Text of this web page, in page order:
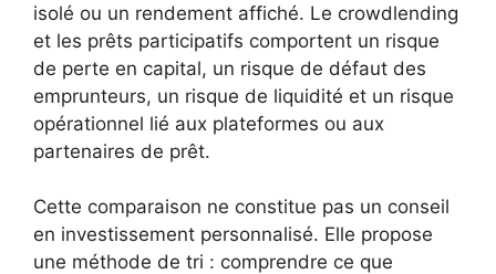
isolé ou un rendement affiché. Le crowdlending
et les prêts participatifs comportent un risque
de perte en capital, un risque de défaut des
emprunteurs, un risque de liquidité et un risque
opérationnel lié aux plateformes ou aux
partenaires de prêt.
Cette comparaison ne constitue pas un conseil
en investissement personnalisé. Elle propose
une méthode de tri : comprendre ce que